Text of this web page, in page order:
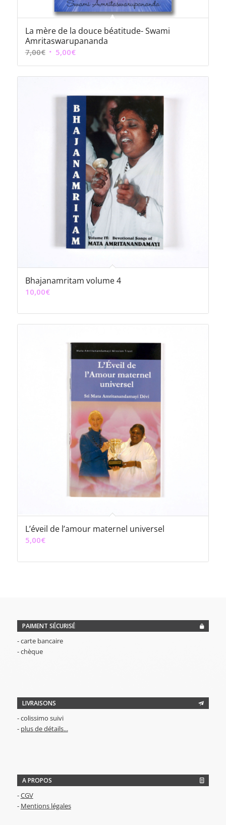
La mère de la douce béatitude- Swami
Amritaswarupananda
7,00€ Le
prix
initial
7,00€.
5,00€Le
prix
actuel
Bhajanamritam volume 4
10,00€
L’éveil de l’amour maternel universel
5,00€
PAIMENT SÉCURISÉ
- carte bancaire
- chèque
LIVRAISONS
- colissimo suivi
- plus de détails...
A PROPOS
-CGV
- Mentions légales